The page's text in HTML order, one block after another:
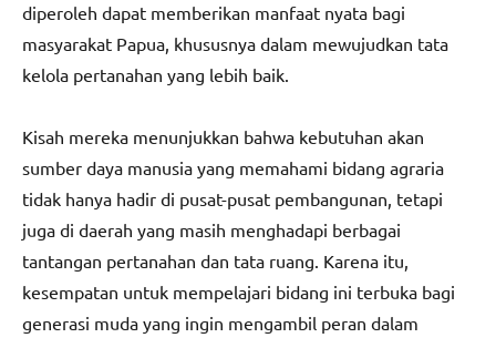
diperoleh dapat memberikan manfaat nyata bagi
masyarakat Papua, khususnya dalam mewujudkan tata
kelola pertanahan yang lebih baik.
Kisah mereka menunjukkan bahwa kebutuhan akan
sumber daya manusia yang memahami bidang agraria
tidak hanya hadir di pusat-pusat pembangunan, tetapi
juga di daerah yang masih menghadapi berbagai
tantangan pertanahan dan tata ruang. Karena itu,
kesempatan untuk mempelajari bidang ini terbuka bagi
generasi muda yang ingin mengambil peran dalam